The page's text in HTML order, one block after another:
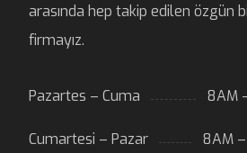
arasında hep takip edilen özgün
firmayız.
Pazartes – Cuma 8AM
Cumartesi – Pazar 8AM –